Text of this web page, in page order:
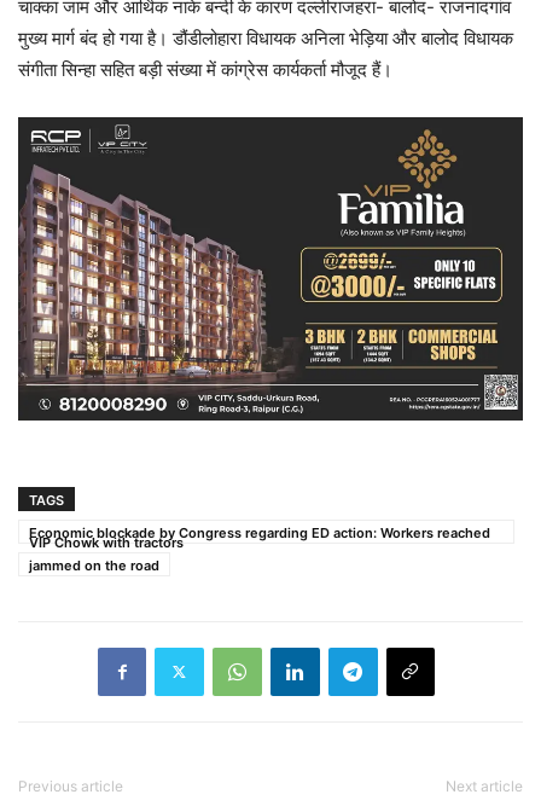
चाक्का जाम और आर्थिक नाके बन्दी के कारण दल्लीराजहरा- बालोद- राजनादगांव
मुख्य मार्ग बंद हो गया है। डौंडीलोहारा विधायक अनिला भेड़िया और बालोद विधायक
संगीता सिन्हा सहित बड़ी संख्या में कांग्रेस कार्यकर्ता मौजूद हैं।
TAGS
Economic blockade by Congress regarding ED action: Workers reached
VIP Chowk with tractors
jammed on the road
Previous article Next article